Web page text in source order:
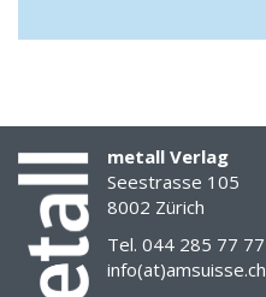
metall Verlag
Seestrasse 105
8002 Zürich
Tel. 044 285 77 77
info(at)amsuisse.ch